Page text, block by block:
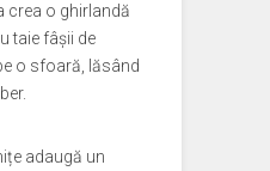
crea o ghirlandă
taie fâșii de
o sfoară, lăsând
adaugă un